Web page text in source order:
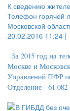
К сведению
Телефон горячей
Московской
20.02.2016 11:24 |
За 2015 год на
Москве и
Управлений ПФР
Отделение - 61 082